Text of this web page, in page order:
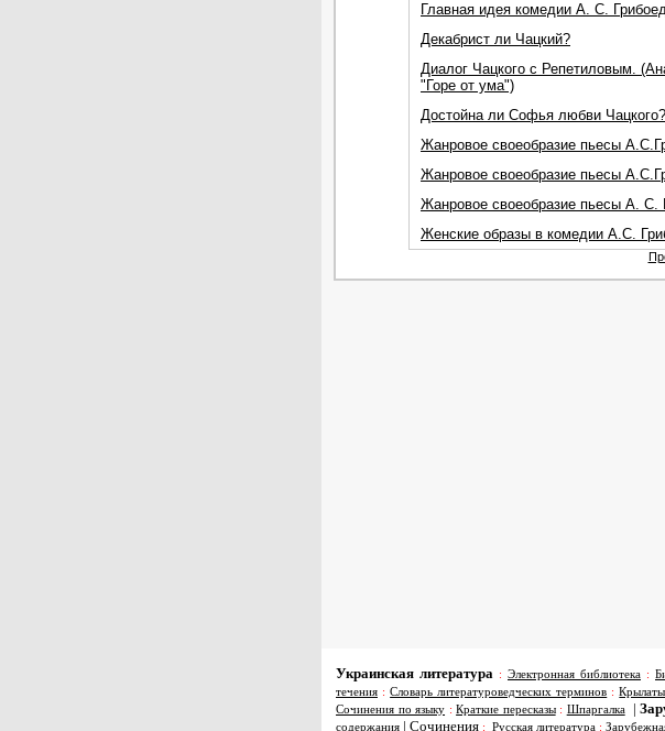
Главная идея комедии А. С.
Декабрист ли Чацкий?
Диалог Чацкого с Репетиловым.
"Горе от ума")
Достойна ли Софья любви Чацкого?
Жанровое своеобразие пьесы
Жанровое своеобразие пьесы
Жанровое своеобразие пьесы А. С.
Женские образы в комедии А.С.
Украинская литература : Электронная библиотека :
течения :Словарь литературоведческих терминов :
Сочинения по языку :Краткие пересказы: Шпаргалка |
содержания | Сочинения : Русская литература :